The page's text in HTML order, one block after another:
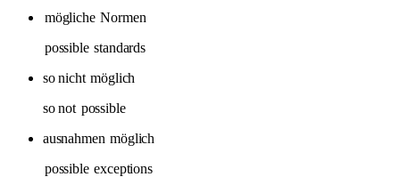
mögliche Normen
possible standards
so nicht möglich
so not possible
ausnahmen möglich
possible exceptions